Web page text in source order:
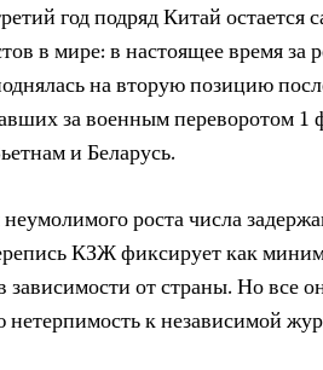
год подряд Китай
в мире: в настоящее время за
на вторую позицию
за военным переворотом 1
и Беларусь.
роста числа
КЗЖ фиксирует как
зависимости от страны. Но
к независимой